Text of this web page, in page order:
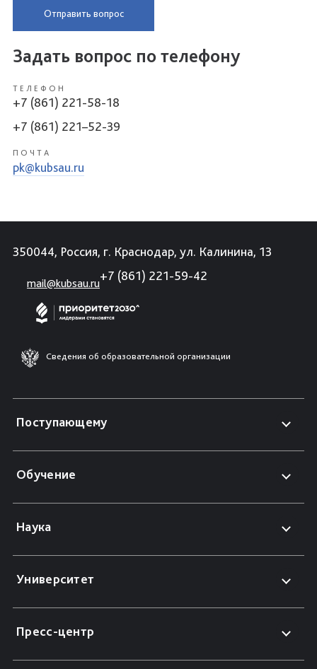
Отправить вопрос
Задать вопрос по телефону
ТЕЛЕФОН
+7 (861) 221-58-18
+7 (861) 221–52-39
ПОЧТА
pk@kubsau.ru
350044, Россия, г. Краснодар, ул. Калинина, 13
mail@kubsau.ru
+7 (861) 221-59-42
Сведения об образовательной организации
Поступающему
Обучение
Наука
Университет
Пресс-центр